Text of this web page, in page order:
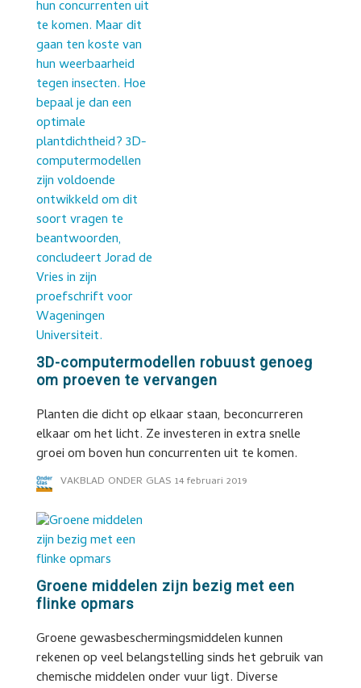
3D-computermodellen robuust genoeg
om proeven te vervangen
Planten die dicht op elkaar staan, beconcurreren
elkaar om het licht. Ze investeren in extra snelle
groei om boven hun concurrenten uit te komen.
VAKBLAD ONDER GLAS 14 februari 2019
Groene middelen zijn bezig met een
flinke opmars
Groene gewasbeschermingsmiddelen kunnen
rekenen op veel belangstelling sinds het gebruik van
chemische middelen onder vuur ligt. Diverse